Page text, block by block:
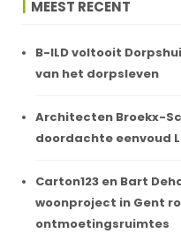
MEEST RECENT
B-ILD voltooit
van het dorpsleven
Architecten Broekx-
doordachte eenvoud
Carton123 en Bart
woonproject in Gent
ontmoetingsruimtes